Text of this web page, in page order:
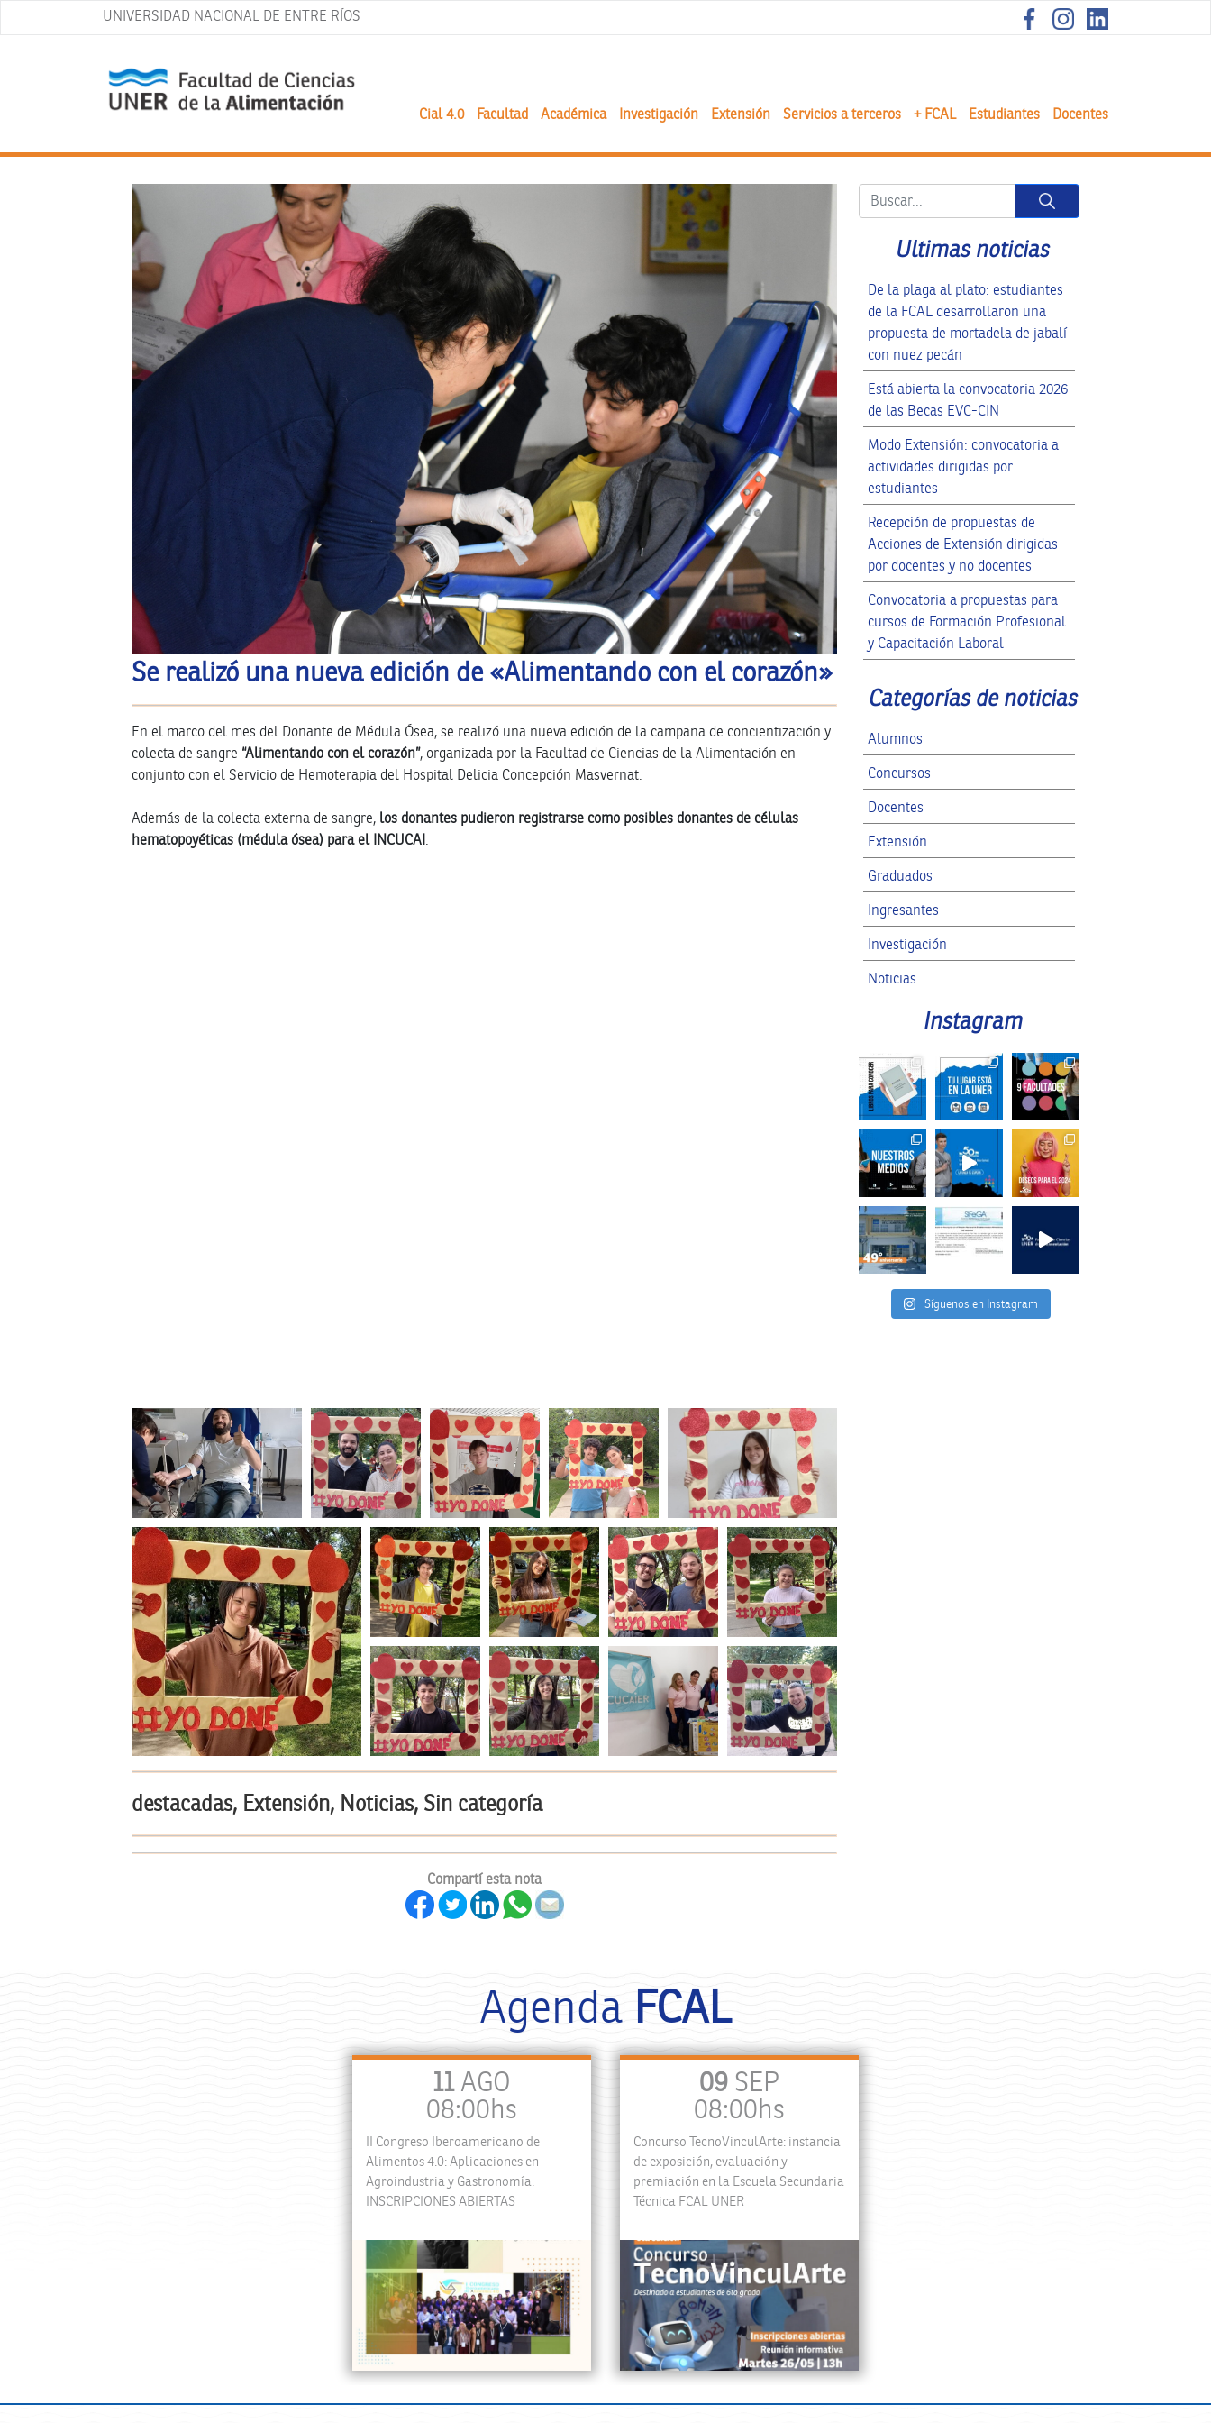
UNIVERSIDAD NACIONAL DE ENTRE RÍOS
Cial 4.0 Facultad Académica Investigación Extensión Servicios a terceros + FCAL Estudiantes Docentes
Se realizó una nueva edición de «Alimentando con el corazón»
En el marco del mes del Donante de Médula Ósea, se realizó una nueva edición de la campaña de concientización y
colecta de sangre “Alimentando con el corazón”, organizada por la Facultad de Ciencias de la Alimentación en
conjunto con el Servicio de Hemoterapia del Hospital Delicia Concepción Masvernat.
Además de la colecta externa de sangre, los donantes pudieron registrarse como posibles donantes de células
hematopoyéticas (médula ósea) para el INCUCAI
destacadas, Extensión, Noticias, Sin categoría
Compartí esta nota
Button
Ultimas noticias
De la plaga al plato: estudiantes
de la FCAL desarrollaron una
propuesta de mortadela de jabalí
con nuez pecán
Está abierta la convocatoria 2026
de las Becas EVC-CIN
Modo Extensión: convocatoria a
actividades dirigidas por
estudiantes
Recepción de propuestas de
Acciones de Extensión dirigidas
por docentes y no docentes
Convocatoria a propuestas para
cursos de Formación Profesional
y Capacitación Laboral
Categorías de noticias
Alumnos
Concursos
Docentes
Extensión
Graduados
Ingresantes
Investigación
Noticias
Instagram
Síguenos en Instagram
Agenda FCAL
11 AGO
08:00hs
II Congreso Iberoamericano de
Alimentos 4.0: Aplicaciones en
Agroindustria y Gastronomía.
INSCRIPCIONES ABIERTAS
09 SEP
08:00hs
Concurso TecnoVinculArte: instancia
de exposición, evaluación y
premiación en la Escuela Secundaria
Técnica FCAL UNER